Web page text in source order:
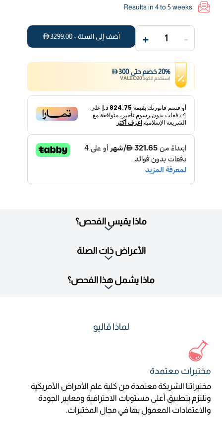
Results in 4 to 5 weeks
-
1
+ أضف إلى السلة -3299.00
20% خصم حتى 300
استخدم الكودVALEO20
أو قسم فاتورتك بقيمة 824.75 د.إ
على
4دفعات بدون رسوم تأخير، متوافقة مع
الشريعة الإسلاميةاعرف أكثر
ماذا يقيس الفحص؟
الأعراض ذات الصلة
ماذا يشمل هذا الفحص؟
لماذا ڤاليو
مختبرات معتمدة
مختبراتنا الشريكة معتمدة من كلية علم الأمراض الأمريكية
وتلتزم بتطبيق أعلى مستويات الاحترافية ومعايير الجودة
والاعتمادات المعمول بها في مجال المختبرات.